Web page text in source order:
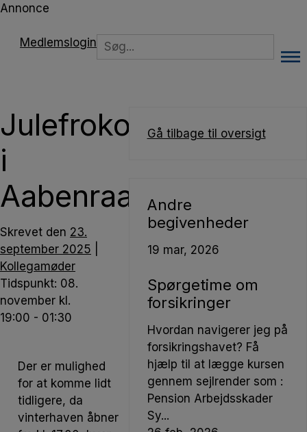
Hop
indholdet
Annonce
Medlemslogin Search
for:
Julefrokost
i
Aabenraa
Skrevet den 23.
september 2025
Kollegamøder
Tidspunkt: 08.
november kl.
19:00 - 01:30
Der er mulighed
for at komme lidt
tidligere, da
vinterhaven åbner
Gå tilbage til oversigt
Andre
begivenheder
19 mar, 2026
Spørgetime om
forsikringer
Hvordan navigerer jeg på
forsikringshavet? Få
hjælp til at lægge kursen
gennem sejlrender som :
Pension Arbejdsskader
Sy...